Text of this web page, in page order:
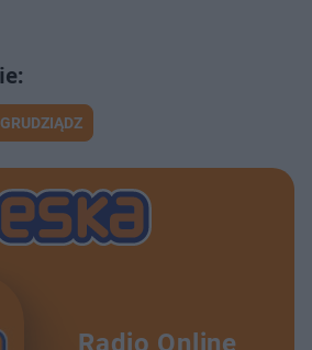
GRUDZIĄDZ
Radio Online